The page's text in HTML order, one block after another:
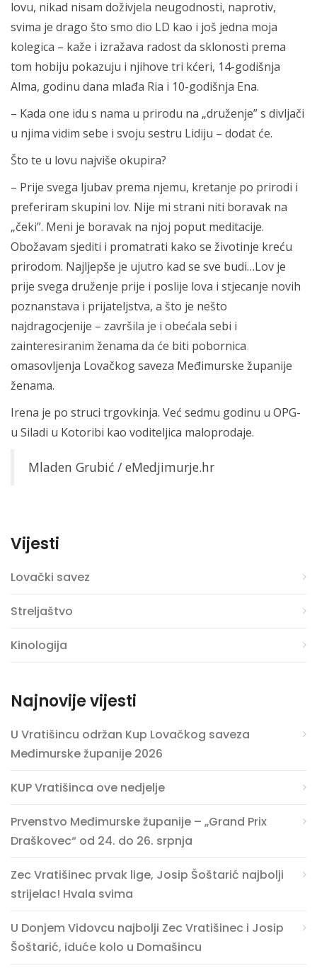
lovu, nikad nisam doživjela neugodnosti, naprotiv,
svima je drago što smo dio LD kao i još jedna moja
kolegica – kaže i izražava radost da sklonosti prema
tom hobiju pokazuju i njihove tri kćeri, 14-godišnja
Alma, godinu dana mlađa Ria i 10-godišnja Ena.
– Kada one idu s nama u prirodu na „druženje” s divljači
u njima vidim sebe i svoju sestru Lidiju – dodat će.
Što te u lovu najviše okupira?
– Prije svega ljubav prema njemu, kretanje po prirodi i
preferiram skupini lov. Nije mi strani niti boravak na
„čeki”. Meni je boravak na njoj poput meditacije.
Obožavam sjediti i promatrati kako se životinje kreću
prirodom. Najljepše je ujutro kad se sve budi…Lov je
prije svega druženje prije i poslije lova i stjecanje novih
poznanstava i prijateljstva, a što je nešto
najdragocjenije – završila je i obećala sebi i
zainteresiranim ženama da će biti pobornica
omasovljenja Lovačkog saveza Međimurske županije
ženama.
Irena je po struci trgovkinja. Već sedmu godinu u OPG-
u Siladi u Kotoribi kao voditeljica maloprodaje.
Mladen Grubić / eMedjimurje.hr
Vijesti
Lovački savez
Streljaštvo
Kinologija
Najnovije vijesti
U Vratišincu održan Kup Lovačkog saveza
Međimurske županije 2026
KUP Vratišinca ove nedjelje
Prvenstvo Međimurske županije – „Grand Prix
Draškovec“ od 24. do 26. srpnja
Zec Vratišinec prvak lige, Josip Šoštarić najbolji
strijelac! Hvala svima
U Donjem Vidovcu najbolji Zec Vratišinec i Josip
Šoštarić, iduće kolo u Domašincu